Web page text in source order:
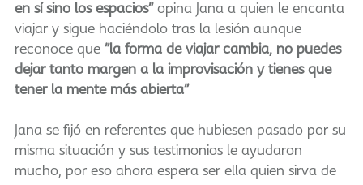
en sí sino los espacios" opina Jana a quien le encanta
viajar y sigue haciéndolo tras la lesión aunque
reconoce que "la forma de viajar cambia, no puedes
dejar tanto margen a la improvisación y tienes que
tener la mente más abierta"
Jana se fijó en referentes que hubiesen pasado por su
misma situación y sus testimonios le ayudaron
mucho, por eso ahora espera ser ella quien sirva de